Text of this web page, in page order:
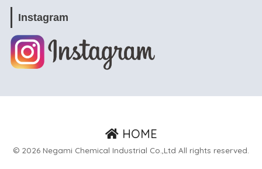
根上工業株式会社
4 weeks ago
い。 #能美市 #よりよい環境づくりの日 #根上工業株式
www.instagram.com
Instagram
HOME
© 2026 Negami Chemical Industrial Co.,Ltd All rights reserved.